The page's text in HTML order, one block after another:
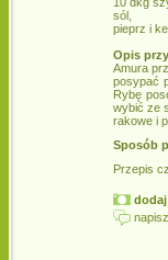
sól,
pieprz i
Opis
Amura
posypać
Rybę
wybić ze
rakowe i
Sposób
Przepis